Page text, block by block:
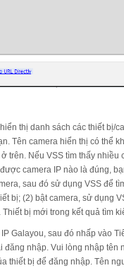
thị danh sách các thiết bị/
Tên camera hiển thị có thể
trên. Nếu VSS tìm thấy nhiều
camera IP nào là đúng,
sau đó sử dụng VSS để
bị; (2) bật camera, sử dụng
bị mới trong kết quả tìm
Galayou, sau đó nhấp vào
đăng nhập. Vui lòng nhập tên
thiết bị để đăng nhập. Tên